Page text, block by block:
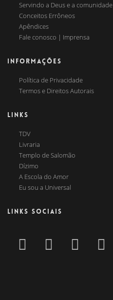
Servindo a Deus e a comunidade
Conceitos Errôneos
Apêndices
Fale conosco | Imprensa
INFORMAÇÕES
Política de Privacidade
Termos e Direitos Autorais
LINKS
TDV
Livraria
Templo de Salomão
Dízimo
A Escola do Amor
Eu sou a Universal
LINKS SOCIAIS